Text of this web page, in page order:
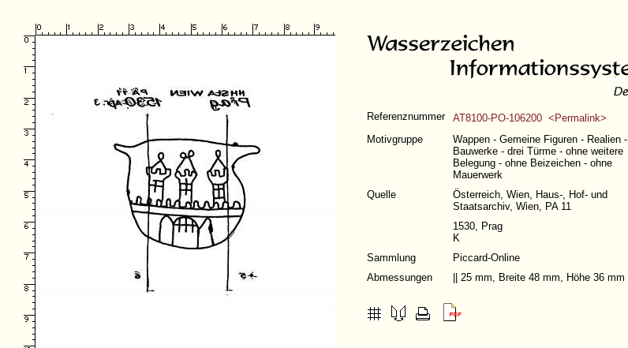
Referenznummer
AT8100-PO-106200 <Permalink>
Motivgruppe
Wappen - Gemeine Figuren - Realien -
Bauwerke - drei Türme - ohne weitere
Belegung - ohne Beizeichen - ohne
Mauerwerk
Quelle
Österreich, Wien, Haus-, Hof- und
Staatsarchiv, Wien, PA 11
1530, Prag
K
Sammlung
Piccard-Online
Abmessungen
|| 25 mm, Breite 48 mm, Höhe 36 mm